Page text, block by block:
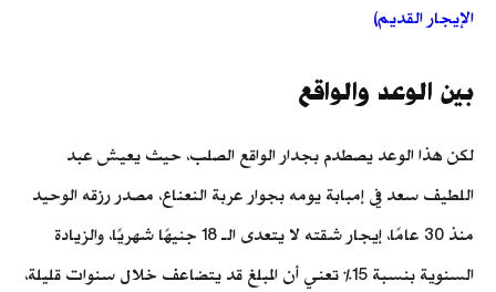
الإيجار القديم)
بين الوعد والواقع
لكن هذا الوعد يصطدم بجدار الواقع الصلب، حيث يعيش عبد
اللطيف سعد في إمبابة يومه بجوار عربة النعناع، مصدر رزقه الوحيد
منذ 30 عامًا، إيجار شقته لا يتعدى الـ 18 جنيهًا شهريًا، والزيادة
السنوية بنسبة 15% تعني أن المبلغ قد يتضاعف خلال سنوات قليلة،